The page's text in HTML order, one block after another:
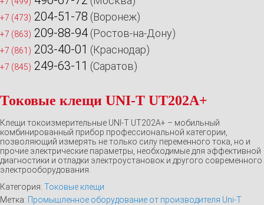
+7 (473) 204-51-78 (Воронеж)
+7 (863) 209-88-94 (Ростов-на-Дону)
+7 (861) 203-40-01 (Краснодар)
+7 (845) 249-63-11 (Саратов)
Токовые клещи UNI-T UT202A+
Клещи токоизмерительные UNI-T UT202A+ – мобильный
комбинированный прибор профессиональной категории,
позволяющий измерять не только силу переменного тока, но и
прочие электрические параметры, необходимые для эффективной
диагностики и отладки электроустановок и другого современного
электрооборудования.
Категория: Токовые клещи
Метка: Промышленное оборудование от производителя Uni-T